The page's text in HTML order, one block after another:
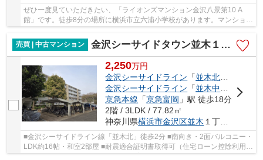
ぜひ一度見ていただきたい、「ライオンズマンション金沢八景第10 A
館」です。徒歩8分の場所に横浜市立六浦小学校があります。マンション
にどんな人が住んでいるのかも中古マンションな...
売買 | 中古マンション
金沢シーサイドタウン並木１丁目第３住宅１２街区
2,250万円
金沢シーサイドライン 「並木北」駅 徒歩2
金沢シーサイドライン 「並木中央
」駅 徒
京急本線 「京急富岡 」駅 徒歩18分
2階 / 3LDK / 77.82㎡
神奈川県横浜市金沢区並木 １丁目12-3
■金沢シーサイドライン線「並木北」徒歩2分 ■南向き・2面バルコニー・
LDK約16帖・和室2部屋 ■耐震適合証明書取得可（住宅ローン控除利用